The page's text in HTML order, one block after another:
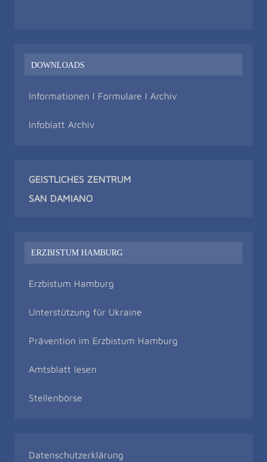
DOWNLOADS
Informationen I Formulare I Archiv
Infoblatt Archiv
GEISTLICHES ZENTRUM
SAN DAMIANO
ERZBISTUM HAMBURG
Erzbistum Hamburg
Unterstützung für Ukraine
Prävention im Erzbistum Hamburg
Amtsblatt lesen
Stellenbörse
Datenschutzerklärung